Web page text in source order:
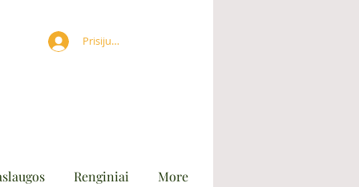
Prisijungti
Renginiai More